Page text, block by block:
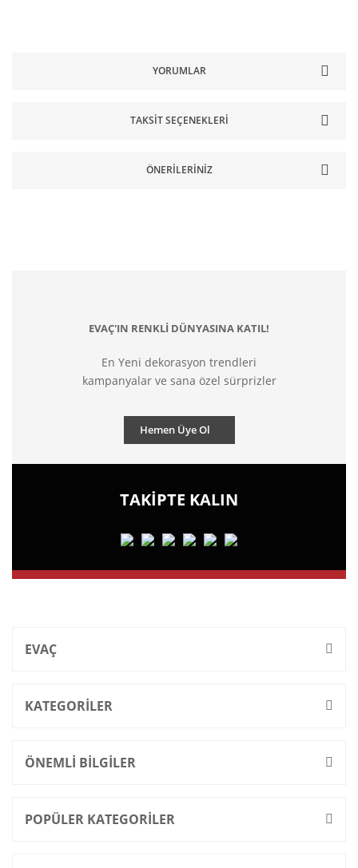
YORUMLAR
TAKSIT SEÇENEKLERI
ÖNERILERINIZ
EVAÇ'IN RENKLİ DÜNYASINA KATIL!
En Yeni dekorasyon trendleri
kampanyalar ve sana özel sürprizler
Hemen Üye Ol
TAKİPTE KALIN
EVAÇ
KATEGORİLER
ÖNEMLİ BİLGİLER
POPÜLER KATEGORİLER